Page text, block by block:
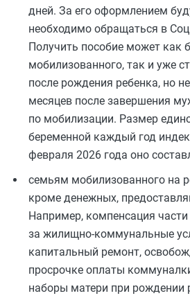
дней. За его оформлением
необходимо обращаться в
Получить пособие может как
мобилизованного, так и уже
после рождения ребенка, но
месяцев после завершения
по мобилизации. Размер
беременной каждый год
февраля 2026 года оно
семьям мобилизованного на
кроме денежных,
Например, компенсация
за жилищно-коммунальные
капитальный ремонт,
просрочке оплаты
наборы матери при рождении